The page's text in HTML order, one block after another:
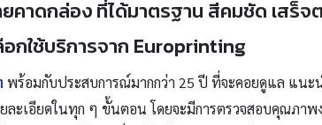
าดกล่อง ที่ได้มาตรฐาน สีคมชัด เสร็จ
อกใช้บริการจาก Europrinting
พร้อมกับประสบการณ์มากกว่า 25 ปี ที่จะคอยดูแล แน
ะเอียดในทุก ๆ ขั้นตอน โดยจะมีการตรวจสอบคุณภาพ